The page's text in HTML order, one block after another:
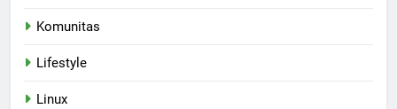
Komunitas
Lifestyle
Linux